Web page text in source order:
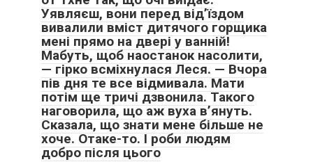
Уявляєш, вони перед від’їздом
вивалили вміст дитячого горщика
мені прямо на двері у ванній!
Мабуть, щоб наостанок насолити,
— гірко всміхнулася Леся. — Вчора
пів дня те все відмивала. Мати
потім ще тричі дзвонила. Такого
наговорила, що аж вуха в’януть.
Сказала, що знати мене більше не
хоче. Отаке-то. І роби людям
добро після цього